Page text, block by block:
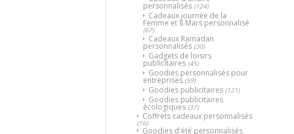
personnalisés (124)
Cadeaux journée de la
Femme et 8 Mars personnalisé
(67)
Cadeaux Ramadan
personnalisés (30)
Gadgets de loisirs
publicitaires (45)
Goodies personnalisés pour
entreprises (59)
Goodies publicitaires (121)
Goodies publicitaires
écologiques (37)
Coffrets cadeaux personnalisés
(16)
Goodies d'été personnalisés